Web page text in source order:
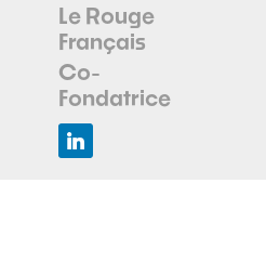
Le Rouge
Français
Co-
Fondatrice